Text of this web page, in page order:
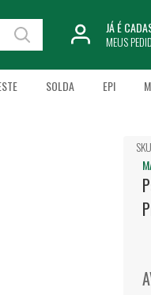
JÁ É
MEUS
SOLDA EPI